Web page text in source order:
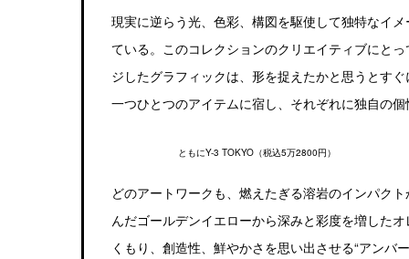
現実に逆らう光、色彩、構図を駆使して独特なイ
ている。このコレクションのクリエイティブにと
ジしたグラフィックは、形を捉えたかと思うとす
一つひとつのアイテムに宿し、それぞれに独自の
ともにY-3 TOKYO（税込5万2800円）
どのアートワークも、燃えたぎる溶岩のインパク
んだゴールデンイエローから深みと彩度を増した
くもり、創造性、鮮やかさを思い出させる“アンバ